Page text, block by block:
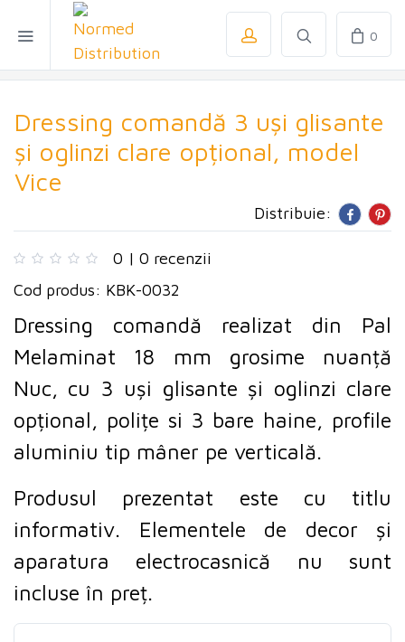
0
Dressing comandă 3 uși glisante
și oglinzi clare opțional, model
Vice
Distribuie:
0 | 0 recenzii
Cod produs: KBK-0032
Dressing comandă realizat din Pal
Melaminat 18 mm grosime nuanță
Nuc, cu 3 uși glisante și oglinzi clare
opțional, polițe si 3 bare haine, profile
aluminiu tip mâner pe verticală.
Produsul prezentat este cu titlu
informativ. Elementele de decor și
aparatura electrocasnică nu sunt
incluse în preț.